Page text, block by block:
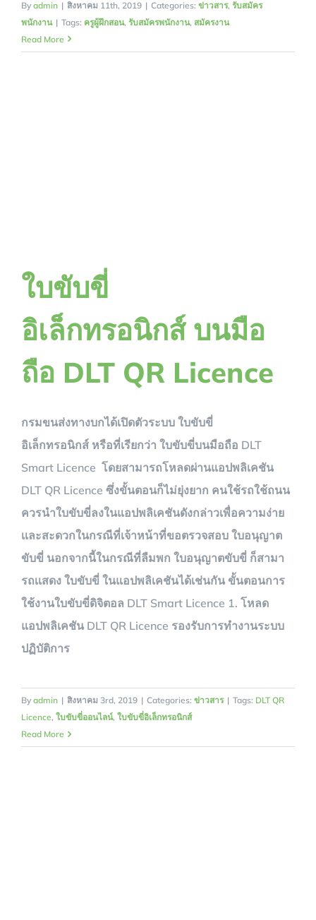
By admin | สิงหาคม 11th, 2019 | Categories: ข่าวสาร, รับสมัคร
พนักงาน | Tags: ครูผู้ฝึกสอน, รับสมัครพนักงาน, สมัครงาน
Read More
ใบขับขี่
อิเล็กทรอนิกส์ บนมือ
ถือ DLT QR Licence
กรมขนส่งทางบกได้เปิดตัวระบบ ใบขับขี่
อิเล็กทรอนิกส์ หรือที่เรียกว่า ใบขับขี่บนมือถือ DLT
Smart Licence โดยสามารถโหลดผ่านแอปพลิเคชัน
DLT QR Licence ซึ่งขั้นตอนก็ไม่ยุ่งยาก คนใช้รถใช้ถนน
ควรนำใบขับขี่ลงในแอปพลิเคชันดังกล่าวเพื่อความง่าย
เเละสะดวกในกรณีที่เจ้าหน้าที่ขอตรวจสอบ ใบอนุญาต
ขับขี่ นอกจากนี้ในกรณีที่ลืมพก ใบอนุญาตขับขี่ ก็สามา
รถเเสดง ใบขับขี่ ในแอปพลิเคชันได้เช่นกัน ขั้นตอนการ
ใช้งานใบขับขี่ดิจิตอล DLT Smart Licence 1. โหลด
แอปพลิเคชัน DLT QR Licence รองรับการทำงานระบบ
ปฏิบัติการ
By admin | สิงหาคม 3rd, 2019 | Categories: ข่าวสาร | Tags: DLT QR
Licence, ใบขับขี่ออนไลน์, ใบขับขี่อิเล็กทรอนิกส์
Read More